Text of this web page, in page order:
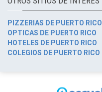
PIZZERIAS DE PUERTO RICO
OPTICAS DE PUERTO RICO
HOTELES DE PUERTO RICO
COLEGIOS DE PUERTO RICO